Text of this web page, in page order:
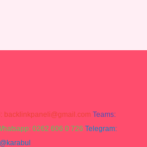
backlinkpaneli@gmail.com Teams:
0262 606 0 726 Telegram:
@karabul